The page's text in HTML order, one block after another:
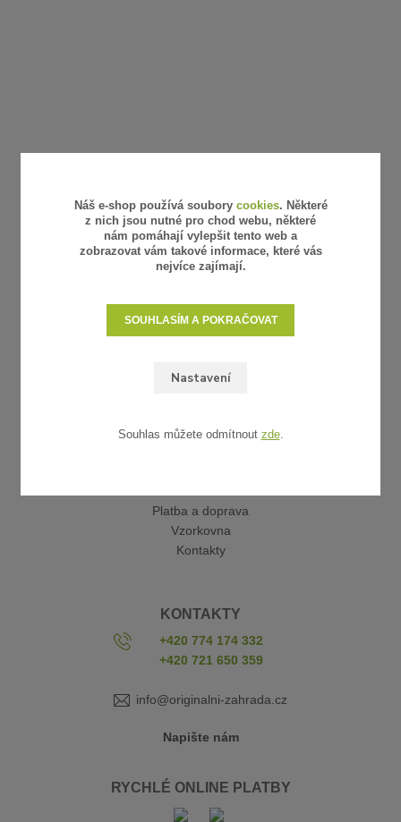
UŽITEČNÉ ODKAZY
Platba a doprava
Vzorkovna
Kontakty
KONTAKTY
+420 774 174 332
+420 721 650 359
info@originalni-zahrada.cz
Napište nám
RYCHLÉ ONLINE PLATBY
Náš e-shop používá soubory cookies. Některé
z nich jsou nutné pro chod webu, některé
nám pomáhají vylepšit tento web a
zobrazovat vám takové informace, které vás
nejvíce zajímají.
Nastavení
SOUHLASÍM A POKRAČOVAT
Souhlas můžete odmítnout zde.